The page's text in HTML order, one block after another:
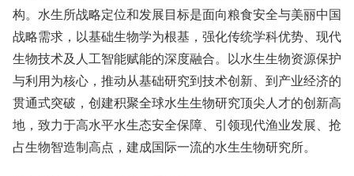
构。水生所战略定位和发展目标是面向粮食安全与美丽中国
战略需求，以基础生物学为根基，强化传统学科优势、现代
生物技术及人工智能赋能的深度融合。以水生生物资源保护
与利用为核心，推动从基础研究到技术创新、到产业经济的
贯通式突破，创建积聚全球水生生物研究顶尖人才的创新高
地，致力于高水平水生态安全保障、引领现代渔业发展、抢
占生物智造制高点，建成国际一流的水生生物研究所。